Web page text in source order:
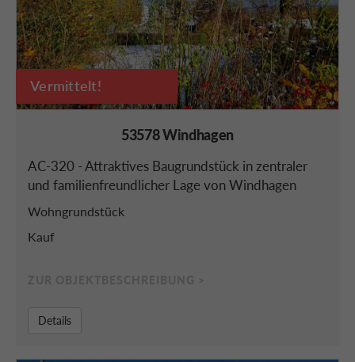
Vermittelt!
53578 Windhagen
AC-320 - Attraktives Baugrundstück in zentraler
und familienfreundlicher Lage von Windhagen
Wohngrundstück
Kauf
Details